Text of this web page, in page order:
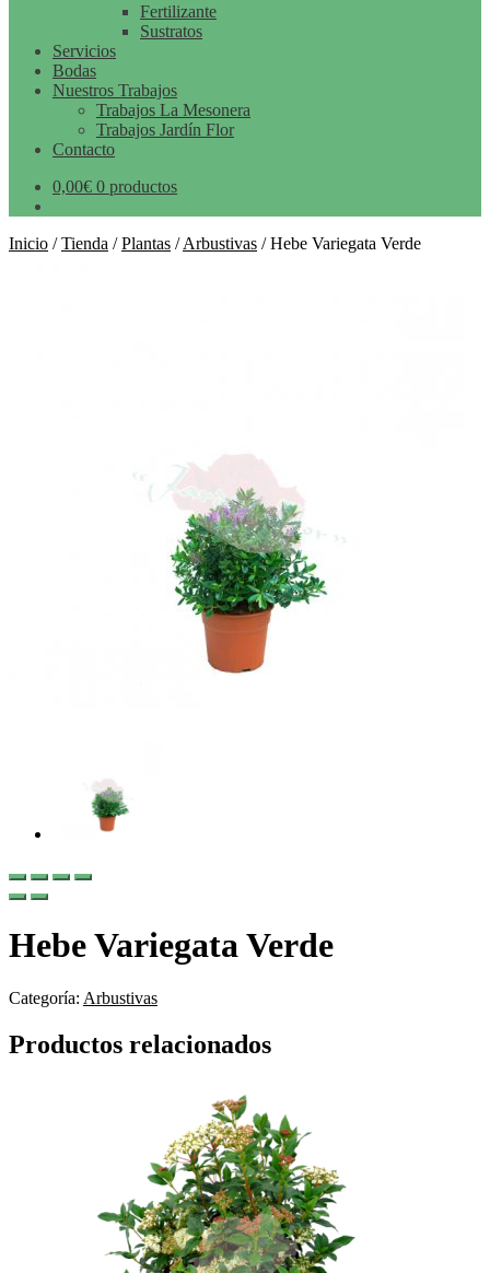
Fertilizante
Sustratos
Servicios
Bodas
Nuestros Trabajos
Trabajos La Mesonera
Trabajos Jardín Flor
Contacto
0,00€ 0 productos
Inicio /Tienda /Plantas /Arbustivas /Hebe Variegata Verde
Hebe Variegata Verde
Categoría: Arbustivas
Productos relacionados